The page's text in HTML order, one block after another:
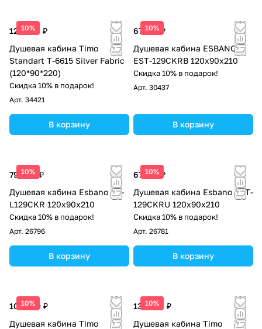
10%
125 500 ₽
Душевая кабина Timo
Standart T-6615 Silver Fabric
(120*90*220)
Скидка 10% в подарок!
Арт. 34421
В корзину
10%
67 575 ₽
Душевая кабина ESBANO
EST-129CKRB 120х90х210
Скидка 10% в подарок!
Арт. 30437
В корзину
10%
79 688 ₽
Душевая кабина Esbano ES-
L129CKR 120х90х210
Скидка 10% в подарок!
Арт. 26796
В корзину
10%
67 575 ₽
Душевая кабина Esbano EST-
129CKRU 120х90х210
Скидка 10% в подарок!
Арт. 26781
В корзину
10%
101 640 ₽
Душевая кабина Timo
10%
137 900 ₽
Душевая кабина Timo